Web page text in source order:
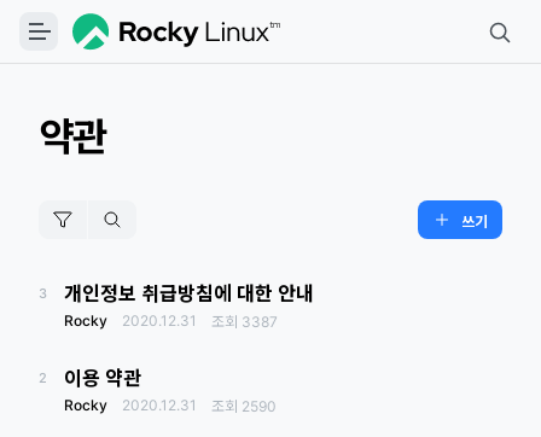
약관
쓰기
3 개인정보 취급방침에 대한 안내
Rocky 2020.12.31 조회 3387
2 이용 약관
Rocky 2020.12.31 조회 2590